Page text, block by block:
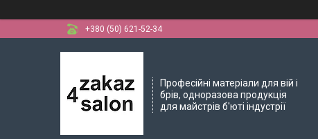
+380 (50) 621-52-34
Професійні матеріали для вій і
брів, одноразова продукція
для майстрів б'юті індустрії